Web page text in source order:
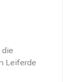
Leiferde